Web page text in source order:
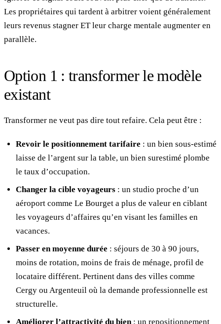
Les propriétaires qui tardent à arbitrer voient généralement
leurs revenus stagner ET leur charge mentale augmenter en
parallèle.
Option 1 : transformer le modèle
existant
Transformer ne veut pas dire tout refaire. Cela peut être :
Revoir le positionnement tarifaire : un bien sous-estimé
laisse de l’argent sur la table, un bien surestimé plombe
le taux d’occupation.
Changer la cible voyageurs : un studio proche d’un
aéroport comme Le Bourget a plus de valeur en ciblant
les voyageurs d’affaires qu’en visant les familles en
vacances.
Passer en moyenne durée : séjours de 30 à 90 jours,
moins de rotation, moins de frais de ménage, profil de
locataire différent. Pertinent dans des villes comme
Cergy ou Argenteuil où la demande professionnelle est
structurelle.
Améliorer l’attractivité du bien: un repositionnement